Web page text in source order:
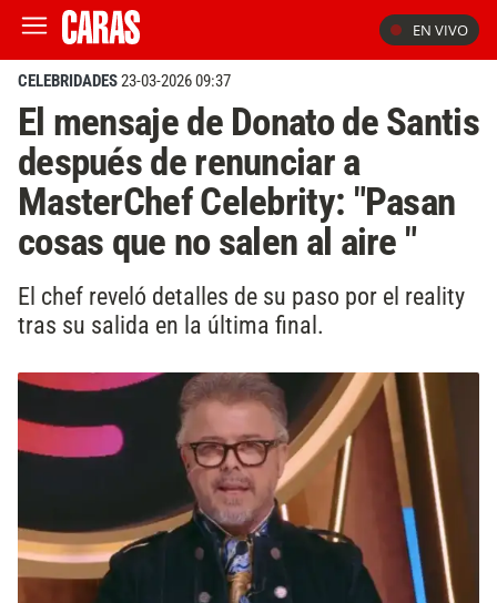
EN VIVO
CELEBRIDADES23-03-2026 09:37
El mensaje de Donato de Santis
después de renunciar a
MasterChef Celebrity: "Pasan
cosas que no salen al aire "
El chef reveló detalles de su paso por el reality
tras su salida en la última final.